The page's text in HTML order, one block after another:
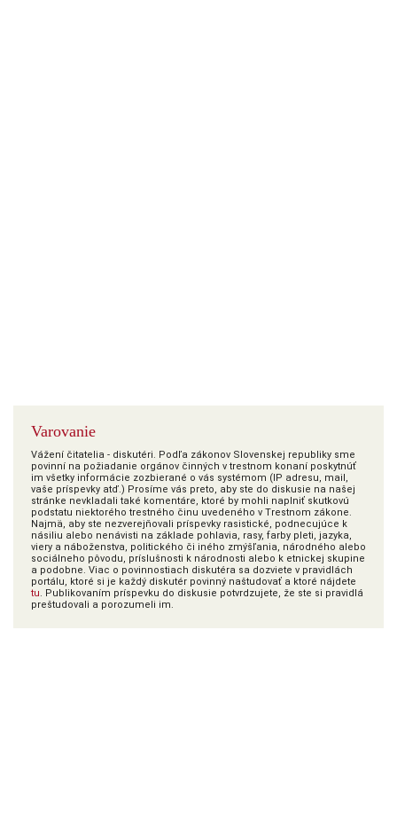
Varovanie
Vážení čitatelia - diskutéri. Podľa zákonov Slovenskej republiky sme
povinní na požiadanie orgánov činných v trestnom konaní poskytnúť
im všetky informácie zozbierané o vás systémom (IP adresu, mail,
vaše príspevky atď.) Prosíme vás preto, aby ste do diskusie na našej
stránke nevkladali také komentáre, ktoré by mohli naplniť skutkovú
podstatu niektorého trestného činu uvedeného v Trestnom zákone.
Najmä, aby ste nezverejňovali príspevky rasistické, podnecujúce k
násiliu alebo nenávisti na základe pohlavia, rasy, farby pleti, jazyka,
viery a náboženstva, politického či iného zmýšľania, národného alebo
sociálneho pôvodu, príslušnosti k národnosti alebo k etnickej skupine
a podobne. Viac o povinnostiach diskutéra sa dozviete v pravidlách
portálu, ktoré si je každý diskutér povinný naštudovať a ktoré nájdete
tu. Publikovaním príspevku do diskusie potvrdzujete, že ste si pravidlá
preštudovali a porozumeli im.